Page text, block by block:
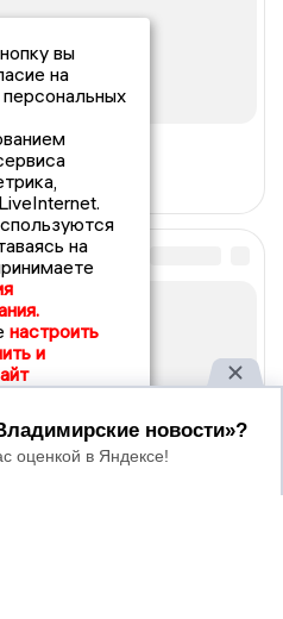
вы
на
на
настроить
и